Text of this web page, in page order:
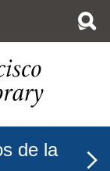
de la